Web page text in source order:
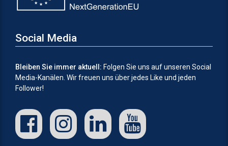
Social Media
Bleiben Sie immer aktuell: Folgen Sie uns auf unseren Social
Media-Kanälen. Wir freuen uns über jedes Like und jeden
Follower!